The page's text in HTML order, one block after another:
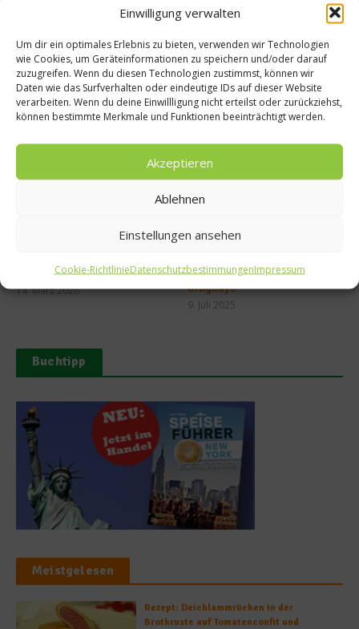
Einwilligung verwalten
Um dir ein optimales Erlebnis zu bieten, verwenden wir Technologien
wie Cookies, um Geräteinformationen zu speichern und/oder darauf
zuzugreifen. Wenn du diesen Technologien zustimmst, können wir
Daten wie das Surfverhalten oder eindeutige IDs auf dieser Website
verarbeiten. Wenn du deine Einwillligung nicht erteilst oder zurückziehst,
können bestimmte Merkmale und Funktionen beeinträchtigt werden.
Akzeptieren
Ablehnen
Einstellungen ansehen
Cookie-RichtlinieDatenschutzbestimmungenImpressum
Ähnliche Beiträge
Spitzenkoch Jan Hartwig-
14. März 2026
Das Rezept für Polvito
Uruguayo
9. Juli 2025
Buchtipp
Meistgelesen
Rezept: Deichlammrücken in der
Brotkruste auf Tomatenconfit und